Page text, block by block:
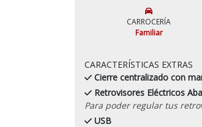
CARROCERÍA
Familiar
CARACTERÍSTICAS EXTRAS
Cierre centralizado con
Retrovisores Eléctricos
Para poder regular tus
USB